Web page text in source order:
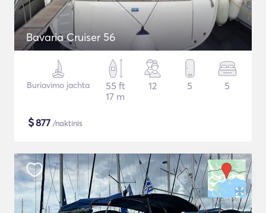
Bavaria Cruiser 56
Buriavimo jachta
55 ft
17 m
12 5 5
$877 /naktinis